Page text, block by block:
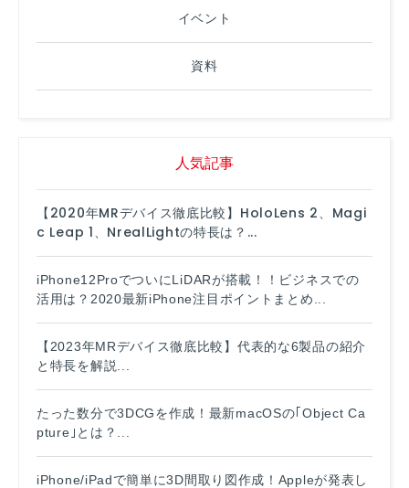
イベント
資料
人気記事
【2020年MRデバイス徹底比較】HoloLens 2、Magi
c Leap 1、NrealLightの特長は？...
iPhone12ProでついにLiDARが搭載！！ビジネスでの
活用は？2020最新iPhone注目ポイントまとめ...
【2023年MRデバイス徹底比較】代表的な6製品の紹介
と特長を解説...
たった数分で3DCGを作成！最新macOSの｢Object Ca
pture｣とは？...
iPhone/iPadで簡単に3D間取り図作成！Appleが発表し